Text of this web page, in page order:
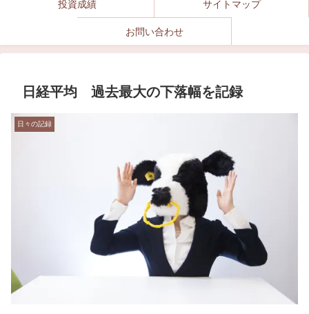
投資成績 サイトマップ
お問い合わせ
日経平均 過去最大の下落幅を記録
日々の記録